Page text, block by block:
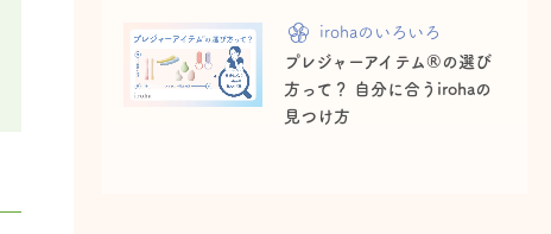
irohaのいろいろ
プレジャーアイテム®の選び
方って？ 自分に合うirohaの
見つけ方